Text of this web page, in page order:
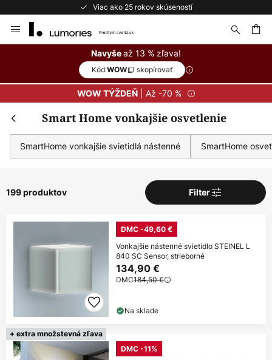
Bezplatné vrátenie do 50 dní
to
Navyšeaž 13 % zľava!
Kód:WOW skopírovať
WOW TÝŽDEŇ| Až -70 %
Smart Home vonkajšie osvetlenie
SmartHome vonkajšie svietidlá nástenné SmartHome
199 produktov Filter
DMC -49,60 €
Vonkajšie nástenné svietidlo STEINEL L
840 SC Sensor, strieborné
134,90 €
DMC184,50 €
Na sklade
+ extra množstevná zľava
DMC -11%